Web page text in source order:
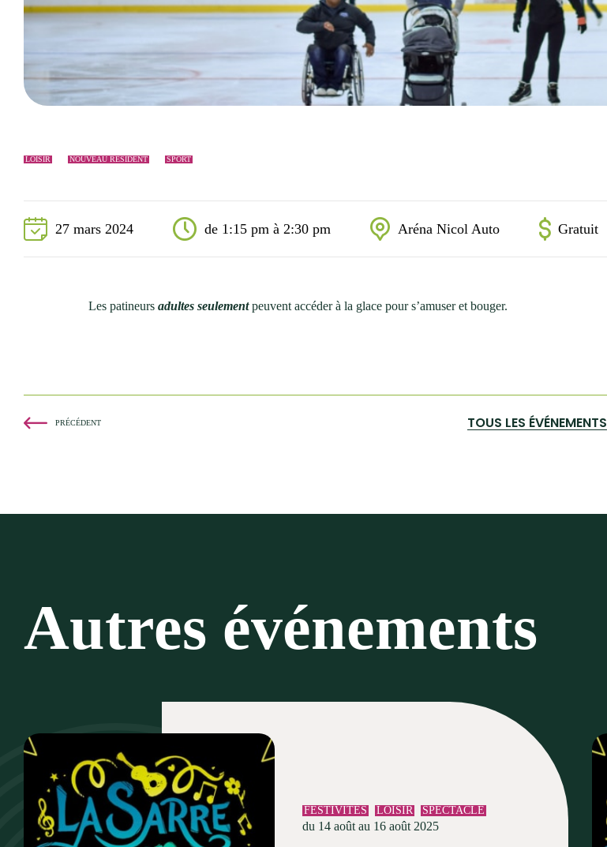
Événements
Accessibilité universelle
La Sarre, ville familiale
Répertoire des organismes
LOISIR NOUVEAU RÉSIDENT
SPORT
27 mars 2024 de 1:15 pm à 2:30 pm Aréna Nicol Auto Gratuit
Les patineurs adultes seulementpeuvent accéder à la glace pour s’amuser et bouger.
PRÉCÉDENT TOUS LES ÉVÉNEMENTS
Autres événements
FESTIVITÉS LOISIR SPECTACLE
du 14 août au 16 août 2025